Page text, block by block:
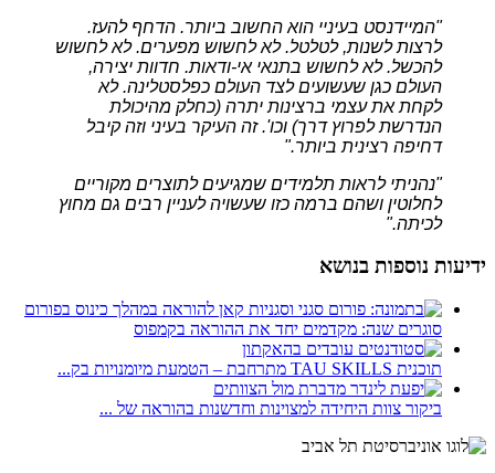
"המיידנסט בעיניי הוא החשוב ביותר. הדחף להעז.
לרצות לשנות, לטלטל. לא לחשוש מפערים. לא לחשוש
להכשל. לא לחשוש בתנאי אי-ודאות. חדוות יצירה,
העולם כגן שעשועים לצד העולם כפלסטלינה. לא
לקחת את עצמי ברצינות יתרה (כחלק מהיכולת
הנדרשת לפרוץ דרך) וכו'. זה העיקר בעיני וזה קיבל
דחיפה רצינית ביותר."
"נהניתי לראות תלמידים שמגיעים לתוצרים מקוריים
לחלוטין ושהם ברמה כזו שעשויה לעניין רבים גם מחוץ
לכיתה."
ידיעות נוספות בנושא
סוגרים שנה: מקדמים יחד את ההוראה בקמפוס
תוכנית TAU SKILLS מתרחבת – הטמעת מיומנויות בק...
ביקור צוות היחידה למצוינות וחדשנות בהוראה של ...